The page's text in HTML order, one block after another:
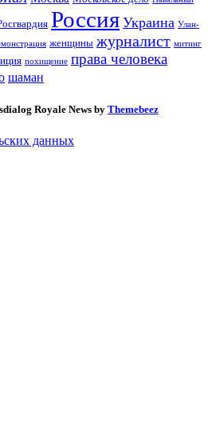
Россия Украина Улан-
женщины журналист митинг
похищение права человека
шаман
Royale News by Themebeez
данных